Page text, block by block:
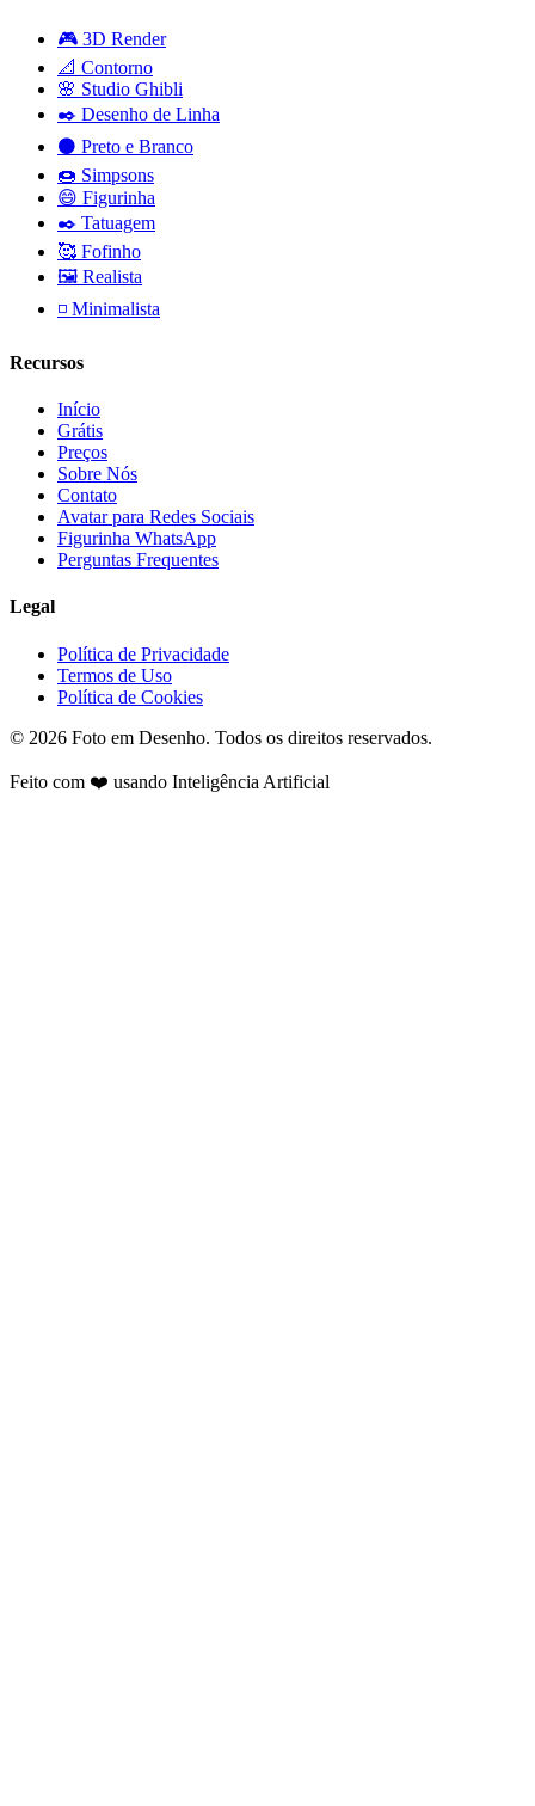
🎮 3D Render
📐 Contorno
🌸 Studio Ghibli
✒️ Desenho de Linha
⚫ Preto e Branco
🍩 Simpsons
😄 Figurinha
✒️ Tatuagem
🥰 Fofinho
🖼️ Realista
◽ Minimalista
Recursos
Início
Grátis
Preços
Sobre Nós
Contato
Avatar para Redes Sociais
Figurinha WhatsApp
Perguntas Frequentes
Legal
Política de Privacidade
Termos de Uso
Política de Cookies
© 2026 Foto em Desenho. Todos os direitos reservados.
Feito com ❤️ usando Inteligência Artificial